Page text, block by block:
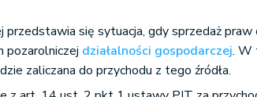
przedstawia się sytuacja, gdy sprzedaż praw
pozarolniczej działalności gospodarczej. W
zaliczana do przychodu z tego źródła.